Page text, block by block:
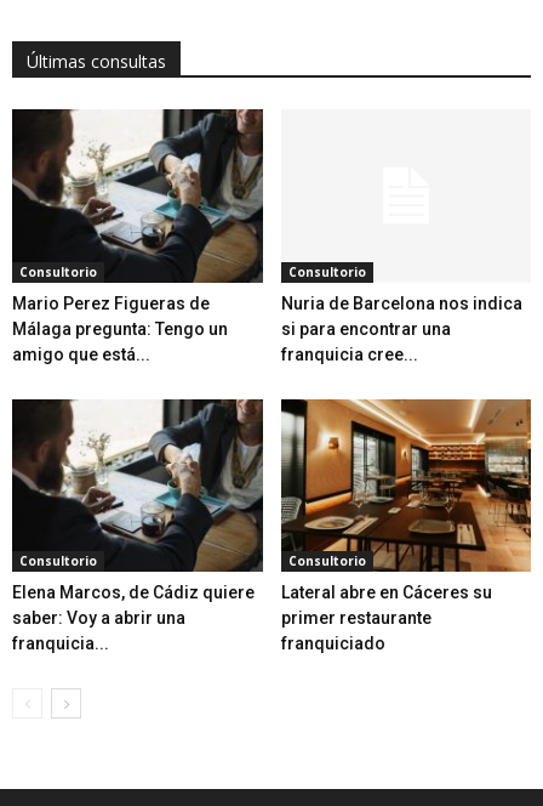
Últimas consultas
Consultorio
Mario Perez Figueras de
Málaga pregunta: Tengo un
amigo que está...
Consultorio
Nuria de Barcelona nos indica
si para encontrar una
franquicia cree...
Consultorio
Elena Marcos, de Cádiz quiere
saber: Voy a abrir una
franquicia...
Consultorio
Lateral abre en Cáceres su
primer restaurante
franquiciado